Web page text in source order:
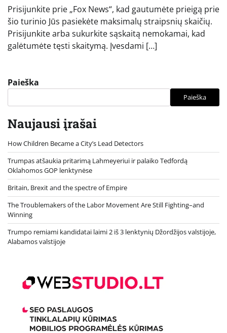
Prisijunkite prie „Fox News“, kad gautumėte prieigą prie
šio turinio Jūs pasiekėte maksimalų straipsnių skaičių.
Prisijunkite arba sukurkite sąskaitą nemokamai, kad
galėtumėte tęsti skaitymą. Įvesdami […]
Paieška
Paieška
Naujausi įrašai
How Children Became a City’s Lead Detectors
Trumpas atšaukia pritarimą Lahmeyeriui ir palaiko Tedfordą
Oklahomos GOP lenktynėse
Britain, Brexit and the spectre of Empire
The Troublemakers of the Labor Movement Are Still Fighting–and
Winning
Trumpo remiami kandidatai laimi 2 iš 3 lenktynių Džordžijos valstijoje,
Alabamos valstijoje